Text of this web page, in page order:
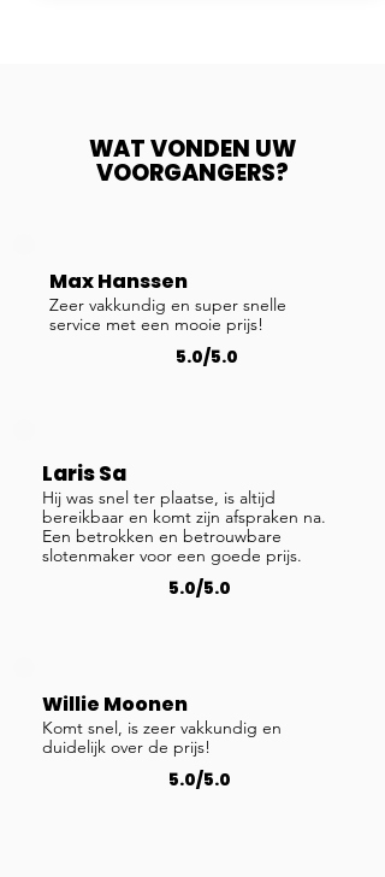
WAT VONDEN UW
VOORGANGERS?
Max Hanssen
Zeer vakkundig en super snelle
service met een mooie prijs!
5.0/5.0
Laris Sa
Hij was snel ter plaatse, is altijd
bereikbaar en komt zijn afspraken na.
Een betrokken en betrouwbare
slotenmaker voor een goede prijs.
5.0/5.0
Willie Moonen
Komt snel, is zeer vakkundig en
duidelijk over de prijs!
5.0/5.0